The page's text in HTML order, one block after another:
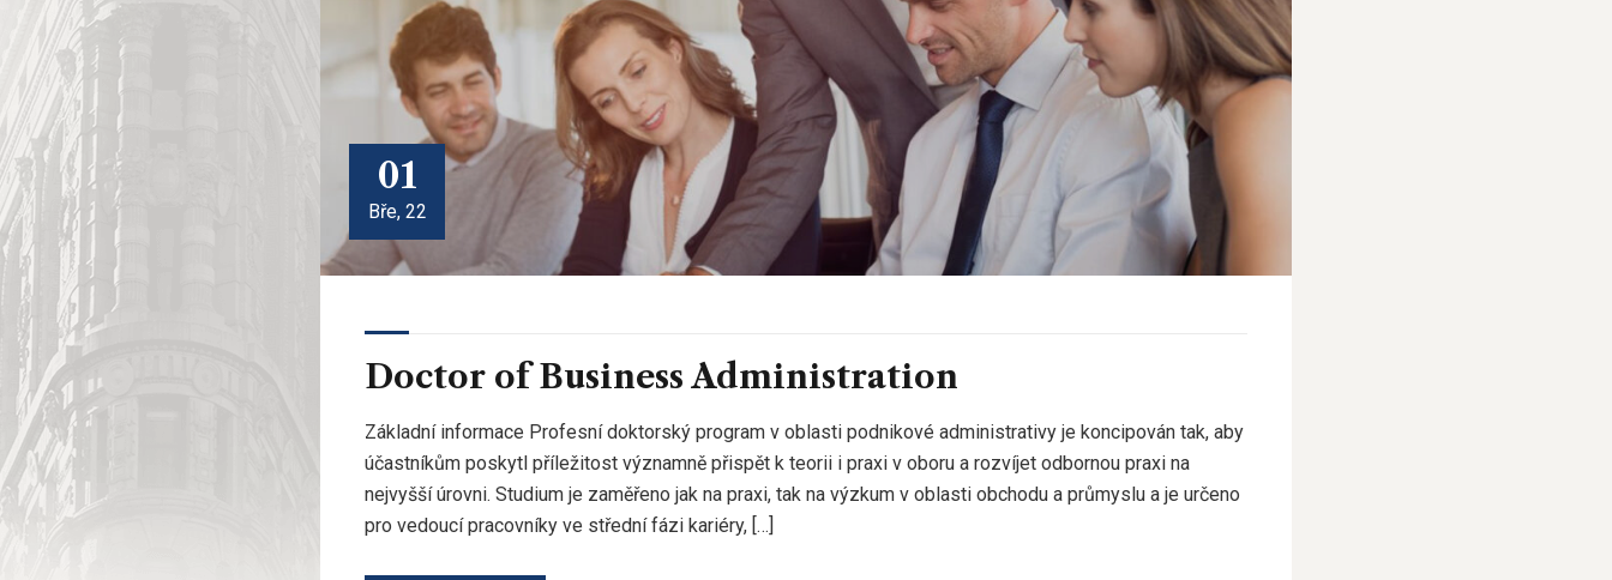
01
Bře, 22
Doctor of Business Administration
Základní informace Profesní doktorský program v oblasti podnikové administrativy je koncipován tak, aby
účastníkům poskytl příležitost významně přispět k teorii i praxi v oboru a rozvíjet odbornou praxi na
nejvyšší úrovni. Studium je zaměřeno jak na praxi, tak na výzkum v oblasti obchodu a průmyslu a je určeno
pro vedoucí pracovníky ve střední fázi kariéry, […]